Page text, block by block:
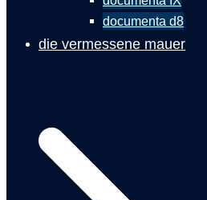
documenta d8
die vermessene mauer